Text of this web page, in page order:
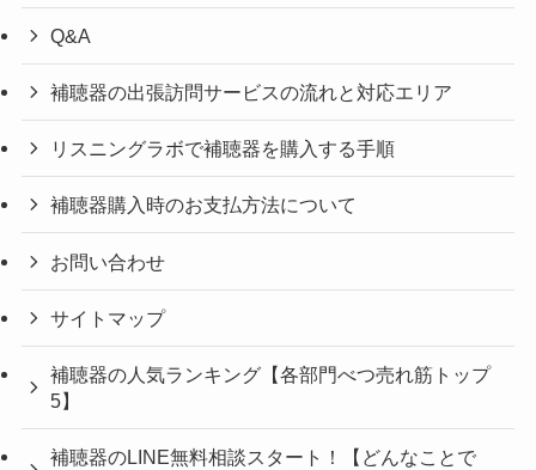
Q&A
補聴器の出張訪問サービスの流れと対応エリア
リスニングラボで補聴器を購入する手順
補聴器購入時のお支払方法について
お問い合わせ
サイトマップ
補聴器の人気ランキング【各部門べつ売れ筋トップ
5】
補聴器のLINE無料相談スタート！【どんなことで